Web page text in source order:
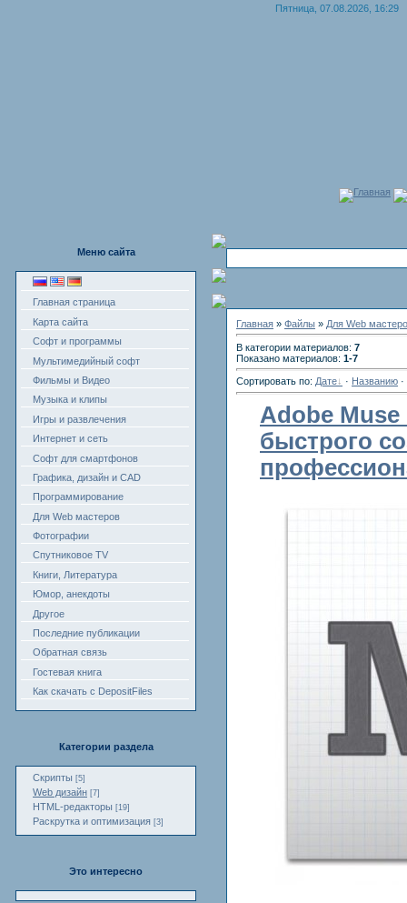
Пятница, 07.08.2026, 16:29
Главная
Меню сайта
Главная страница
Карта сайта
Софт и программы
Мультимедийный софт
Фильмы и Видео
Музыка и клипы
Игры и развлечения
Интернет и сеть
Софт для смартфонов
Графика, дизайн и CAD
Программирование
Для Web мастеров
Фотографии
Спутниковое TV
Книги, Литература
Юмор, анекдоты
Другое
Последние публикации
Обратная связь
Гостевая книга
Как скачать с DepositFiles
Категории раздела
Скрипты [5]
Web дизайн [7]
HTML-редакторы [19]
Раскрутка и оптимизация [3]
Это интересно
Главная » Файлы » Для Web
В категории материалов: 7
Показано материалов: 1-7
Сортировать по: Дате · Названию ·
Adobe
быстрого